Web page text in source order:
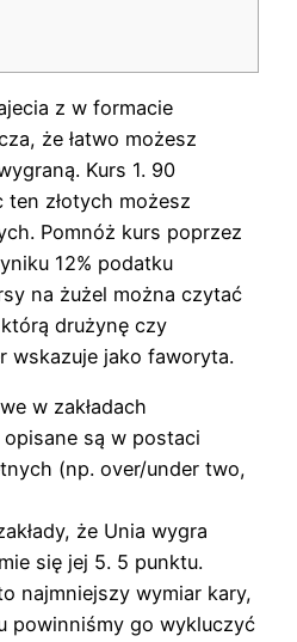
z w formacie
że łatwo możesz
Kurs 1. 90
złotych możesz
Pomnóż kurs poprzez
12% podatku
na żużel można czytać
drużynę czy
wskazuje jako faworyta.
w zakładach
są w postaci
(np. over/under two,
że Unia wygra
się jej 5. 5 punktu.
najmniejszy wymiar kary,
powinniśmy go wykluczyć